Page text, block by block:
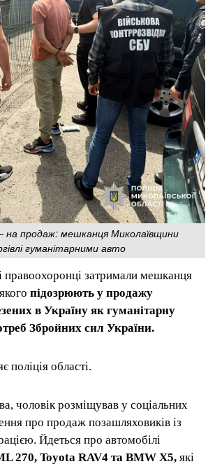
на продаж: мешканця Миколаївщини
гуманітарними авто
затримали мешканця
підозрюють у продажу
в Україну як гуманітарну
Збройних сил України.
поліція області.
чоловік розміщував у соціальних
про продаж позашляховиків із
Йдеться про автомобілі
270, Toyota RAV4 та BMW X5, які